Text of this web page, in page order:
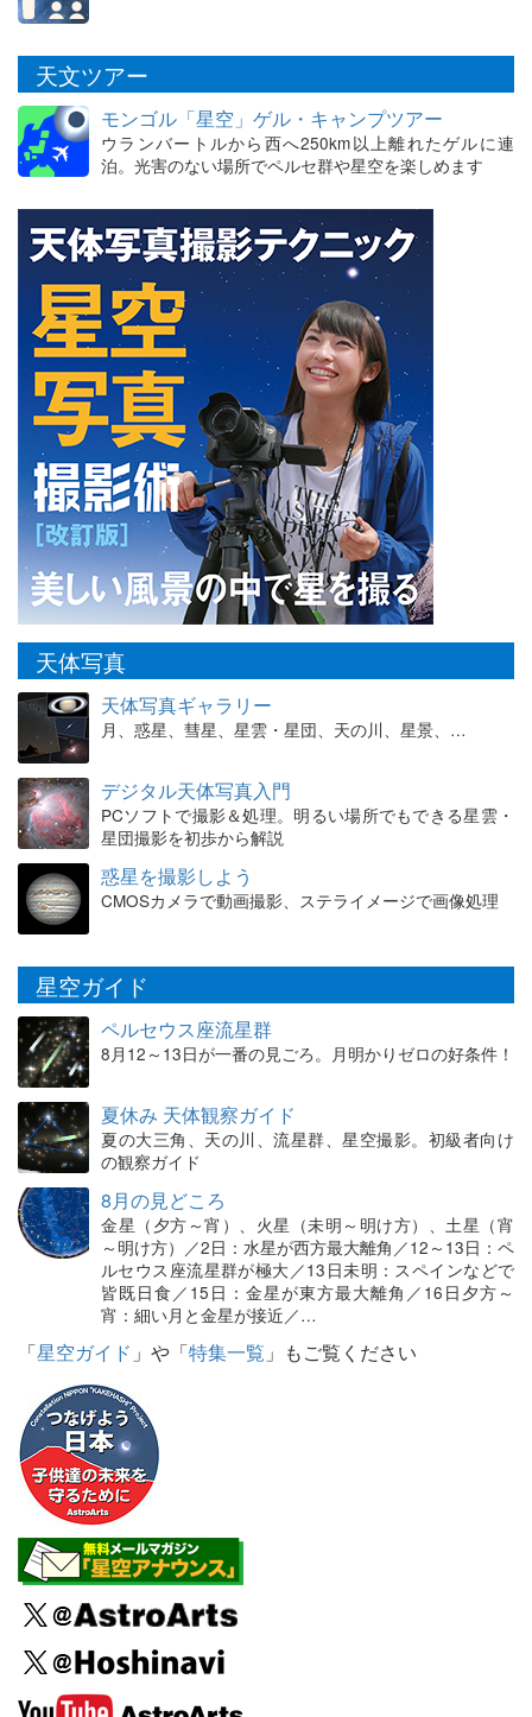
天文ツアー
モンゴル「星空」ゲル・キャンプツアー
ウランバートルから西へ250km以上離れたゲルに連
泊。光害のない場所でペルセ群や星空を楽しめます
天体写真
天体写真ギャラリー
月、惑星、彗星、星雲・星団、天の川、星景、…
デジタル天体写真入門
PCソフトで撮影＆処理。明るい場所でもできる星雲・
星団撮影を初歩から解説
惑星を撮影しよう
CMOSカメラで動画撮影、ステライメージで画像処理
星空ガイド
ペルセウス座流星群
8月12～13日が一番の見ごろ。月明かりゼロの好条件！
夏休み 天体観察ガイド
夏の大三角、天の川、流星群、星空撮影。初級者向け
の観察ガイド
8月の見どころ
金星（夕方～宵）、火星（未明～明け方）、土星（宵
～明け方）／2日：水星が西方最大離角／12～13日：ペ
ルセウス座流星群が極大／13日未明：スペインなどで
皆既日食／15日：金星が東方最大離角／16日夕方～
宵：細い月と金星が接近／…
「星空ガイド 」や「特集一覧 」もご覧ください